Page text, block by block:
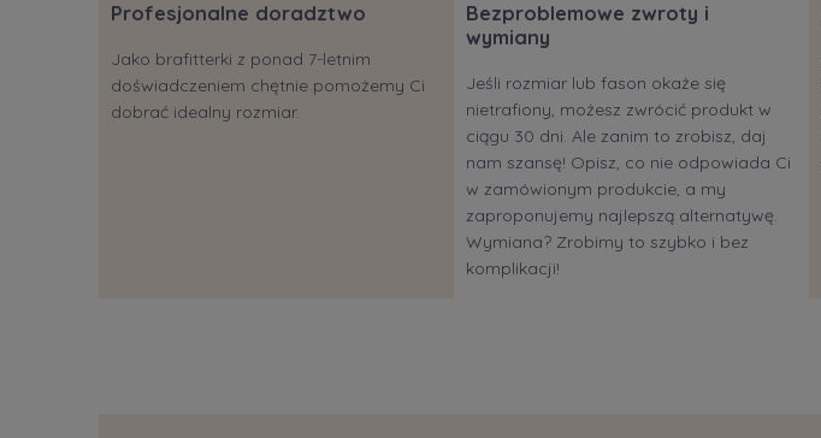
Profesjonalne doradztwo
Jako brafitterki z ponad 7-letnim
doświadczeniem chętnie pomożemy Ci
dobrać idealny rozmiar.
Bezproblemowe zwroty i
wymiany
Jeśli rozmiar lub fason okaże się
nietrafiony, możesz zwrócić produkt w
ciągu 30 dni. Ale zanim to zrobisz, daj
nam szansę! Opisz, co nie odpowiada Ci
w zamówionym produkcie, a my
zaproponujemy najlepszą alternatywę.
Wymiana? Zrobimy to szybko i bez
komplikacji!